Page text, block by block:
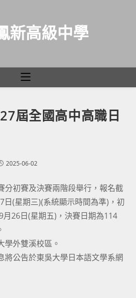
新高級中學
27屆全國高中高職日
2025-06-02
分初賽及決賽兩階段舉行，報名截
日(星期三)(系統顯示時間為準)，初
26日(星期五)，決賽日期為114
學外雙溪校區。
將公告於東吳大學日本語文學系網